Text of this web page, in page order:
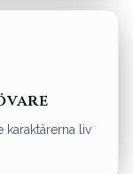
karaktärerna liv